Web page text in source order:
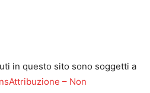
in questo sito sono soggetti a
– Non